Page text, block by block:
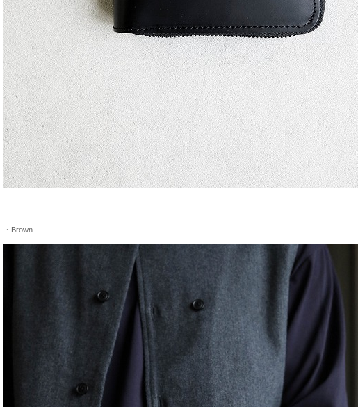
・Brown